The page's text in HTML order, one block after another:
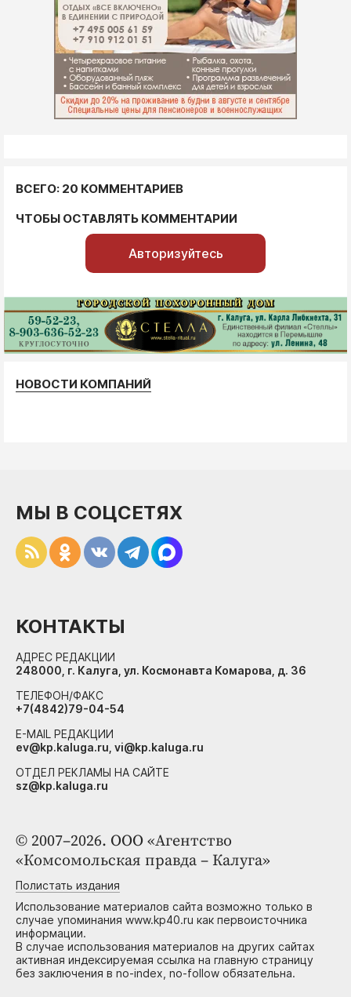
ВСЕГО: 20 КОММЕНТАРИЕВ
ЧТОБЫ ОСТАВЛЯТЬ КОММЕНТАРИИ
Авторизуйтесь
НОВОСТИ КОМПАНИЙ
© 2007–2026. ООО «Агентство
«Комсомольская правда – Калуга»
Полистать издания
Использование материалов сайта возможно только в
случае упоминания www.kp40.ru как первоисточника
информации.
В случае использования материалов на других сайтах
активная индексируемая ссылка на главную страницу
без заключения в no-index, no-follow обязательна.
МЫ В СОЦСЕТЯХ
КОНТАКТЫ
АДРЕС РЕДАКЦИИ
248000, г. Калуга, ул. Космонавта Комарова, д. 36
ТЕЛЕФОН/ФАКС
+7(4842)79-04-54
E-MAIL РЕДАКЦИИ
ev@kp.kaluga.ru, vi@kp.kaluga.ru
ОТДЕЛ РЕКЛАМЫ НА САЙТЕ
sz@kp.kaluga.ru